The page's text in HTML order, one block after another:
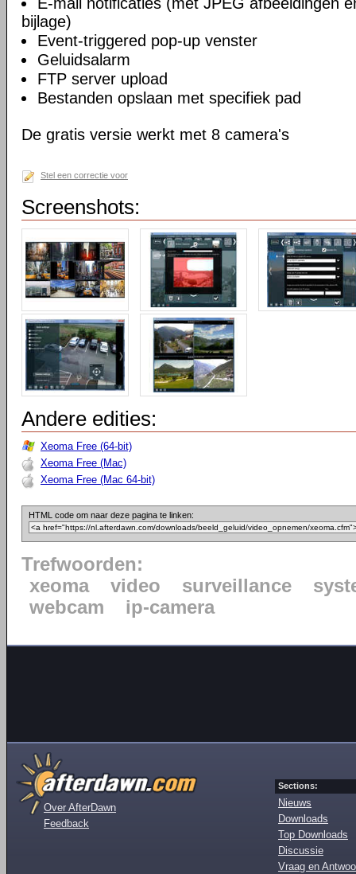
bijlage)
Event-triggered pop-up venster
Geluidsalarm
FTP server upload
Bestanden opslaan met specifiek pad
De gratis versie werkt met 8 camera's
Stel een correctie voor
Screenshots:
Andere edities:
Xeoma Free (64-bit)
Xeoma Free (Mac)
Xeoma Free (Mac 64-bit)
HTML code om naar deze pagina te linken:
Trefwoorden:
xeoma
video surveillance
webcam
ip-camera
Over AfterDawn
Feedback
Sections:
Nieuws
Downloads
Top Downloads
Discussie
Vraag en